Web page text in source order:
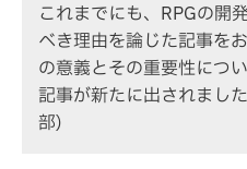
これまでにも、RPGの開
べき理由を論じた記事を
の意義とその重要性につ
記事が新たに出されまし
部)